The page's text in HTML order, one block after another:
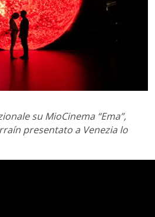
su MioCinema “Ema”,
presentato a Venezia lo